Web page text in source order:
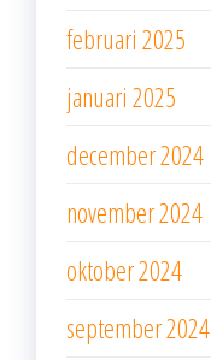
februari 2025
januari 2025
december 2024
november 2024
oktober 2024
september 2024